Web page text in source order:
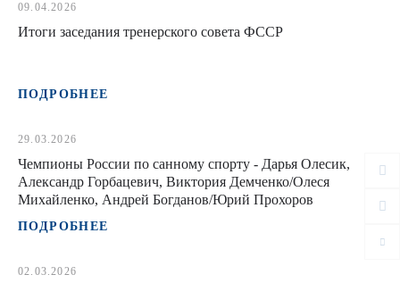
09.04.2026
Итоги заседания тренерского совета ФССР
ПОДРОБНЕЕ
29.03.2026
Чемпионы России по санному спорту - Дарья Олесик,
Александр Горбацевич, Виктория Демченко/Олеся
Михайленко, Андрей Богданов/Юрий Прохоров
ПОДРОБНЕЕ
02.03.2026